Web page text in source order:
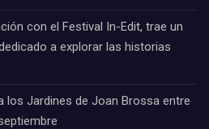
con el Festival In-Edit, trae un
a explorar las historias
los Jardines de Joan Brossa entre